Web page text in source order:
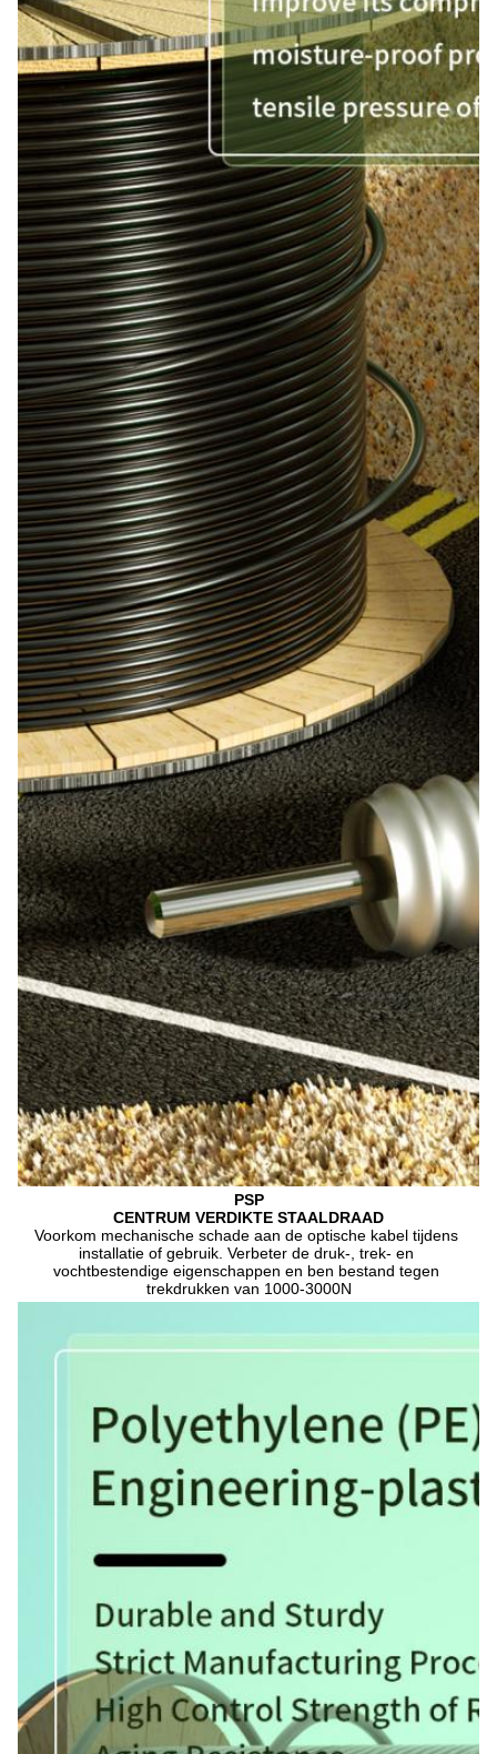
PSP
CENTRUM VERDIKTE STAALDRAAD
Voorkom mechanische schade aan de optische kabel tijdens
installatie of gebruik. Verbeter de druk-, trek- en
vochtbestendige eigenschappen en ben bestand tegen
trekdrukken van 1000-3000N